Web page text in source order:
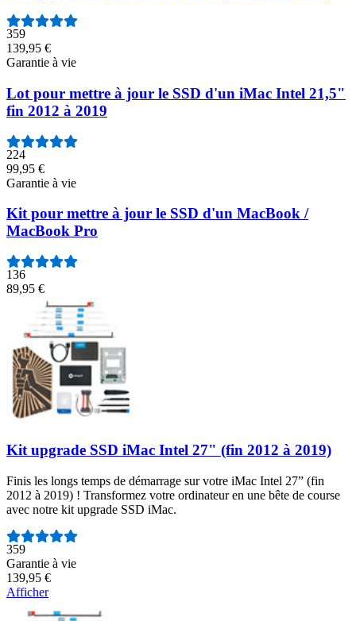
359
139,95 €
Garantie à vie
Lot pour mettre à jour le SSD d'un iMac Intel 21,5"
fin 2012 à 2019
224
99,95 €
Garantie à vie
Kit pour mettre à jour le SSD d'un MacBook /
MacBook Pro
136
89,95 €
Kit upgrade SSD iMac Intel 27" (fin 2012 à 2019)
Finis les longs temps de démarrage sur votre iMac Intel 27” (fin
2012 à 2019) ! Transformez votre ordinateur en une bête de course
avec notre kit upgrade SSD iMac.
Nombre d'avis :
359
Garantie à vie
139,95 €
Afficher